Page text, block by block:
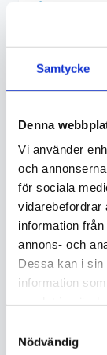
Samtycke
Denna
Vi använder
och
för sociala
vidarebefordrar
information
annons- och
Dessa kan i sin
information
Nödvändig
Handfat
Speglar
Golv
Berätta